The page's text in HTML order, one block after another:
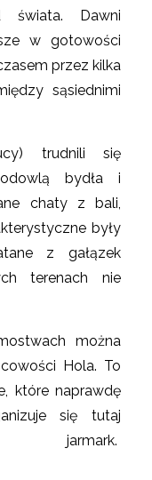
świata. Dawni
w gotowości
przez kilka
sąsiednimi
trudnili się
bydła i
chaty z bali,
były
z gałązek
terenach nie
można
Hola. To
które naprawdę
się tutaj